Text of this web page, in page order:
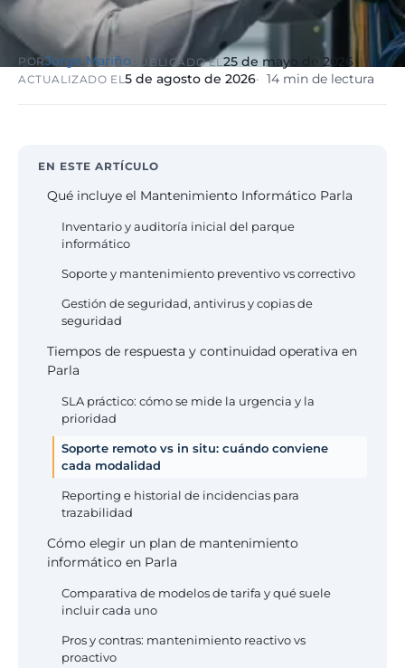
Evolución
Digital
Automatización,
eólico
Sanidad y
clínicas
hospitales
GxP, AEMPS, ISO
PORJorge Mariño PUBLICADO EL25 de mayo de 2026
ACTUALIZADO EL5 de agosto de 2026 14 min de lectura
EN ESTE ARTÍCULO
Qué incluye el Mantenimiento Informático Parla
Inventario y auditoría inicial del parque
informático
Soporte y mantenimiento preventivo vs correctivo
Gestión de seguridad, antivirus y copias de
seguridad
Tiempos de respuesta y continuidad operativa en
Parla
SLA práctico: cómo se mide la urgencia y la
prioridad
Soporte remoto vs in situ: cuándo conviene
cada modalidad
Reporting e historial de incidencias para
trazabilidad
Cómo elegir un plan de mantenimiento
informático en Parla
Comparativa de modelos de tarifa y qué suele
incluir cada uno
Pros y contras: mantenimiento reactivo vs
proactivo